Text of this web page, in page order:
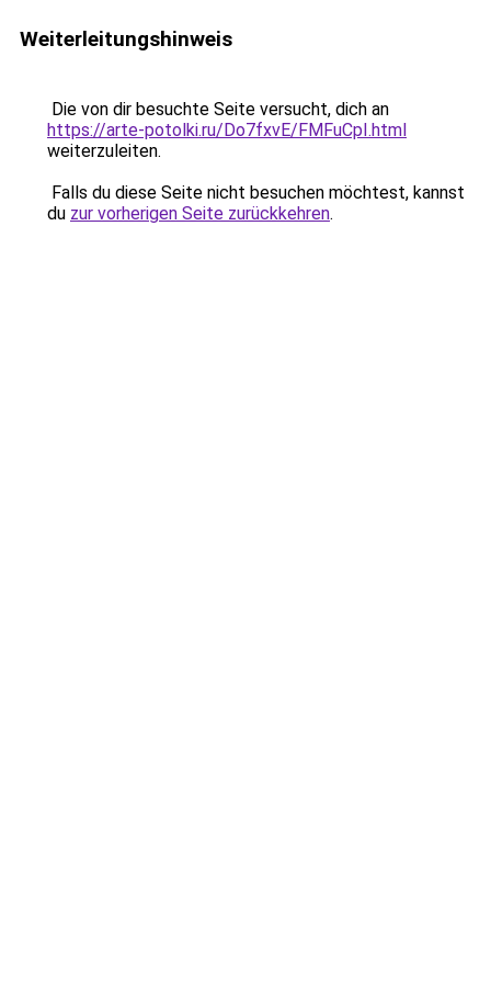
Weiterleitungshinweis
Die von dir besuchte Seite versucht, dich an
https://arte-potolki.ru/Do7fxvE/FMFuCpI.html
weiterzuleiten.
Falls du diese Seite nicht besuchen möchtest, kannst
du zur vorherigen Seite zurückkehren.